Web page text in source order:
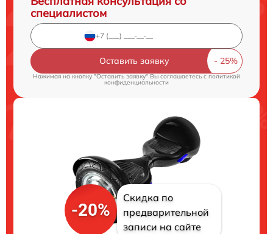
специалистом
Оставить заявку
Нажимая на кнопку "Оставить заявку" Вы соглашаетесь cполитикой
конфиденциальности
-20%
Скидка по
предварительной
записи на сайте